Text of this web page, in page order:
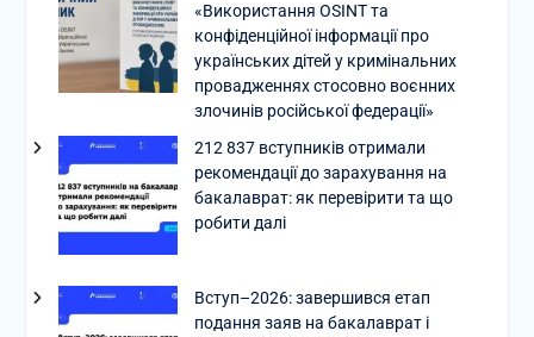
«Використання OSINT та
конфіденційної інформації про
українських дітей у кримінальних
провадженнях стосовно воєнних
злочинів російської федерації»
212 837 вступників отримали
рекомендації до зарахування на
бакалаврат: як перевірити та що
робити далі
Вступ–2026: завершився етап
подання заяв на бакалаврат і